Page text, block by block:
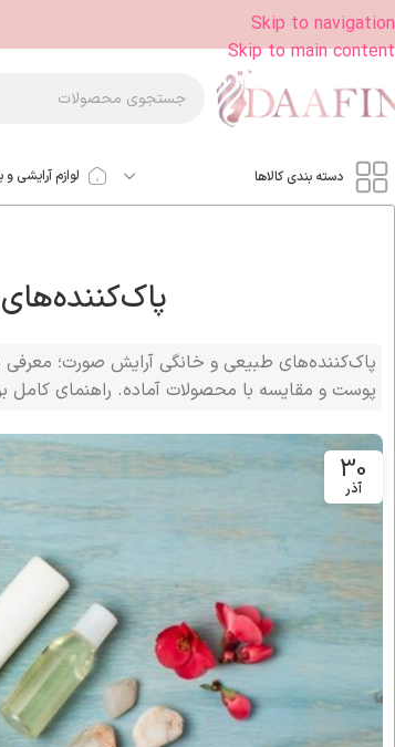
Skip to navigation
Skip to main content
دسته بندی کالاها لوازم آرایشی
پاک‌کننده‌های طبیعی و خانگی آرایش صورت؛ معرفی
پوست و مقایسه با محصولات آماده. راهنمای
30
آذر